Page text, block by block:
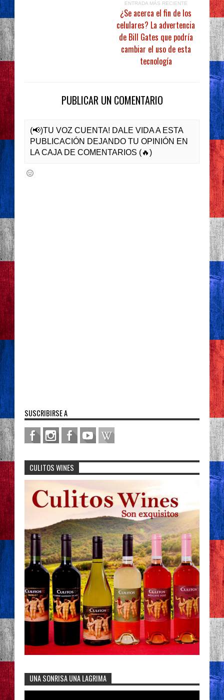
ENTRADA MÁS RECIENTE
¿Se acerca el fin de los
celulares? La advertencia
de Bill Gates que podría
cambiar el uso de esta
tecnología
PUBLICAR UN COMENTARIO
(📢)TU VOZ CUENTA! DALE VIDA A ESTA
PUBLICACIÓN DEJANDO TU OPINIÓN EN
LA CAJA DE COMENTARIOS (🔥)
SUSCRIBIRSE A
CULITOS WINES
UNA SONRISA UNA LAGRIMA